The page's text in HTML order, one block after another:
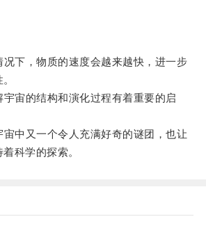
下，物质的速度会越来越快，进一步
宙的结构和演化过程有着重要的启
又一个令人充满好奇的谜团，也让
科学的探索。